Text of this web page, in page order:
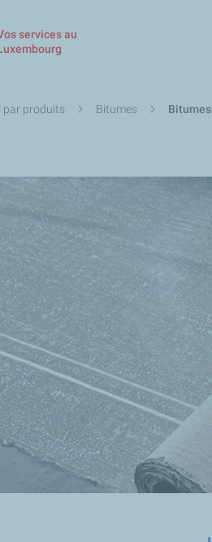
services au
par produits Bitumes